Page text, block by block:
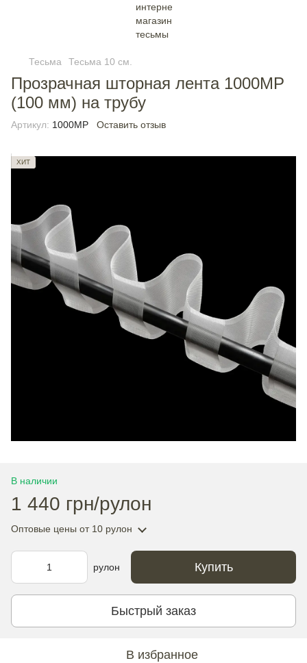
Тесьма Тесьма 10 см.
Прозрачная шторная лента 1000MP
(100 мм) на трубу
Артикул: 1000MP Оставить отзыв
ХИТ
В наличии
1 440 грн/рулон
Оптовые цены от 10 рулон
рулон Купить
Быстрый заказ
В избранное